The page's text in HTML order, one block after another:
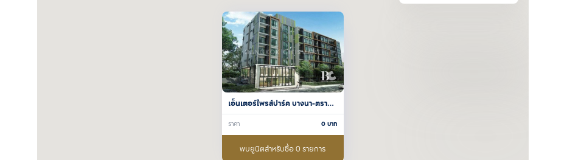
เอ็นเตอร์ไพรส์ปาร์ค บางนา-ตราด
ราคา 0 บาท
พบยูนิตสำหรับซื้อ 0 รายการ